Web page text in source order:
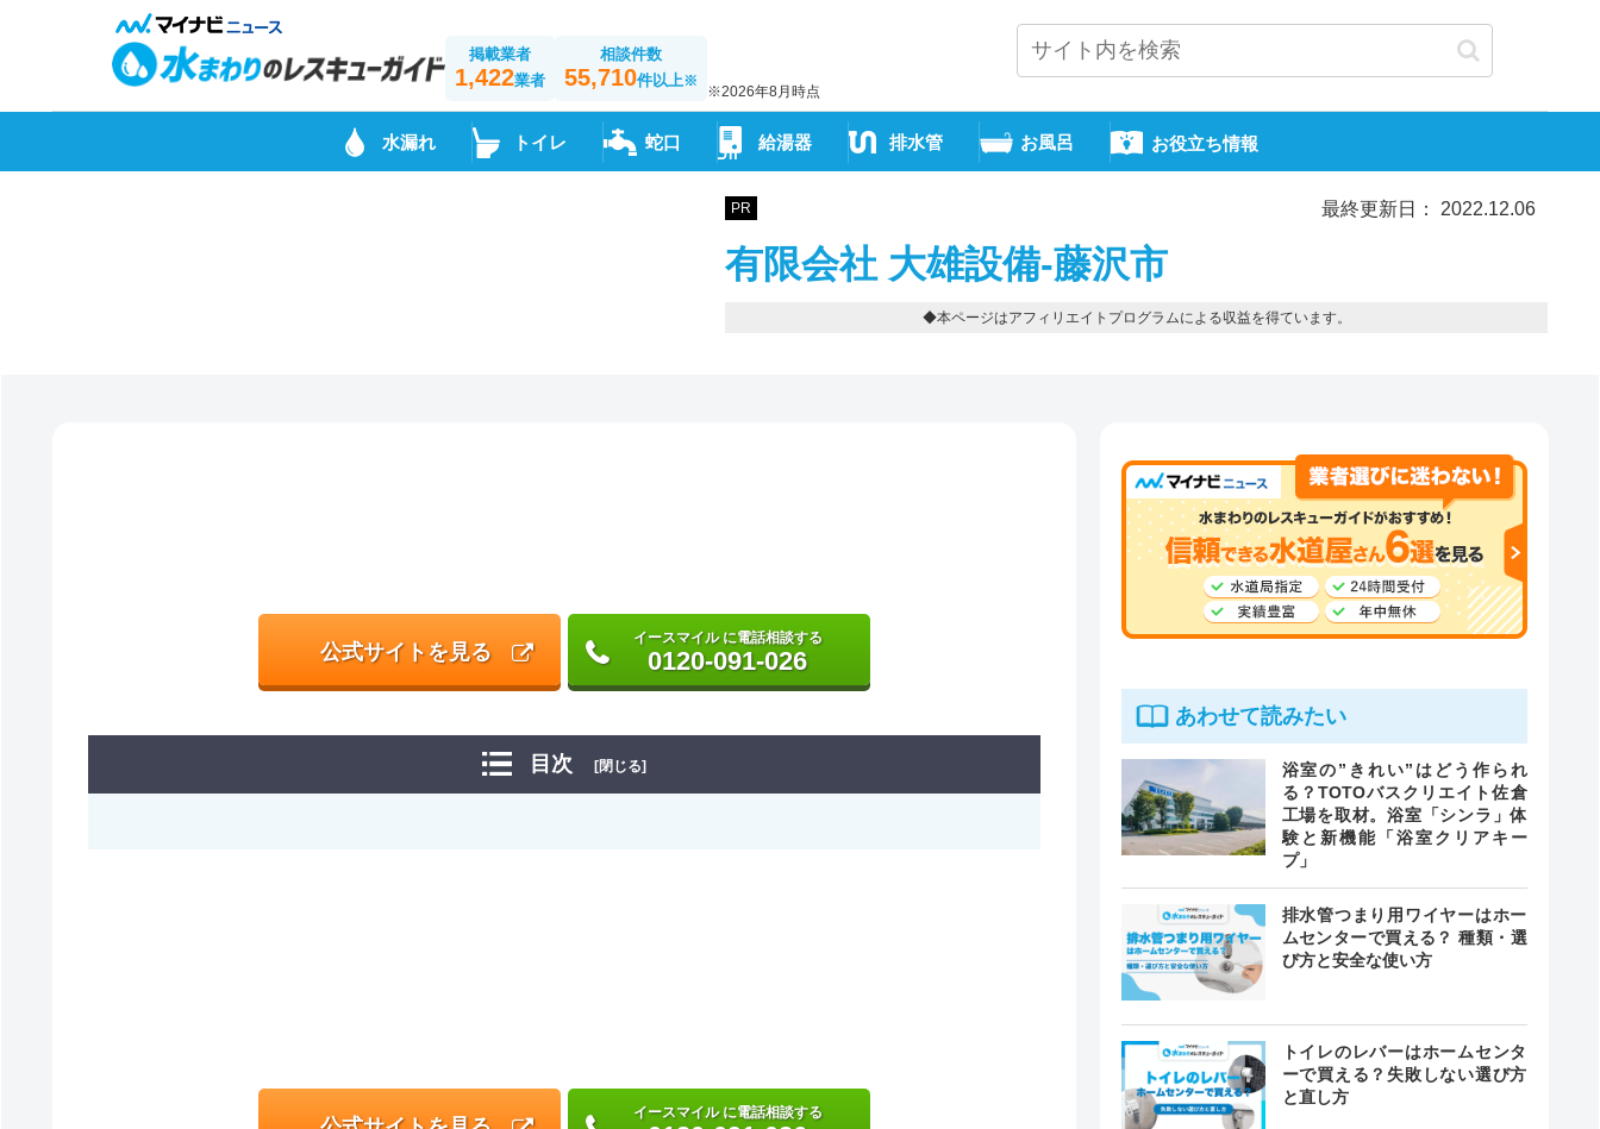
掲載業者
1,422業者
相談件数
55,710件以上※
※2026年8月時点
水漏れ トイレ 蛇口 給湯器 排水管 お風呂 お役立ち情報
PR 最終更新日： 2022.12.06
有限会社 大雄設備-藤沢市
◆本ページはアフィリエイトプログラムによる収益を得ています。
公式サイトを見る
イースマイル に電話相談する
0120-091-026
目次 [閉じる]
イースマイル に電話相談する
あわせて読みたい
浴室の”きれい”はどう作られ
る？TOTOバスクリエイト佐倉
工場を取材。浴室「シンラ」体
験と新機能「浴室クリアキー
プ」
排水管つまり用ワイヤーはホー
ムセンターで買える？ 種類・選
び方と安全な使い方
トイレのレバーはホームセンタ
ーで買える？失敗しない選び方
と直し方